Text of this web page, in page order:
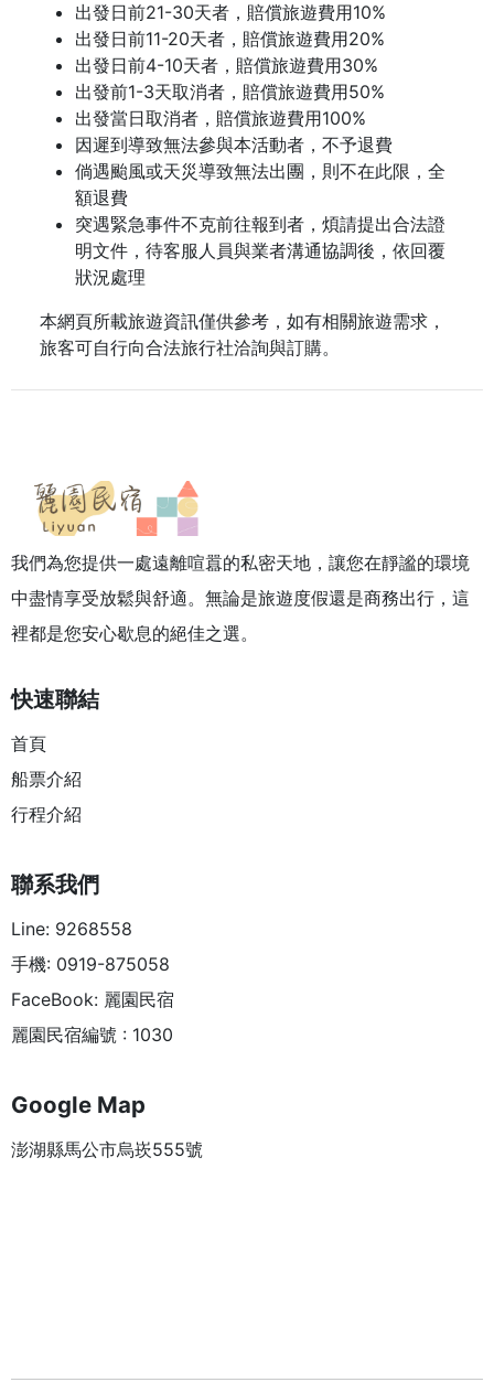
出發日前21-30天者，賠償旅遊費用10%
出發日前11-20天者，賠償旅遊費用20%
出發日前4-10天者，賠償旅遊費用30%
出發前1-3天取消者，賠償旅遊費用50%
出發當日取消者，賠償旅遊費用100%
因遲到導致無法參與本活動者，不予退費
倘遇颱風或天災導致無法出團，則不在此限，全
額退費
突遇緊急事件不克前往報到者，煩請提出合法證
明文件，待客服人員與業者溝通協調後，依回覆
狀況處理
本網頁所載旅遊資訊僅供參考，如有相關旅遊需求，
旅客可自行向合法旅行社洽詢與訂購。
我們為您提供一處遠離喧囂的私密天地，讓您在靜謐的環境
中盡情享受放鬆與舒適。無論是旅遊度假還是商務出行，這
裡都是您安心歇息的絕佳之選。
快速聯結
首頁
船票介紹
行程介紹
聯系我們
Line: 9268558
手機: 0919-875058
FaceBook: 麗園民宿
麗園民宿編號 : 1030
Google Map
澎湖縣馬公市烏崁555號